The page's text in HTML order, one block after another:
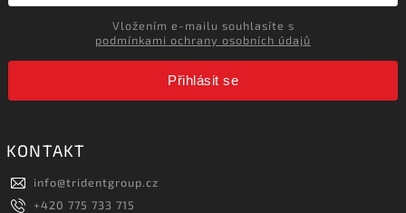
podmínkami ochrany osobních údajů
Přihlásit se
KONTAKT
info@tridentgroup.cz
+420 775 733 715